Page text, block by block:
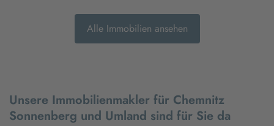
Alle Immobilien ansehen
Unsere Immobilienmakler für Chemnitz
Sonnenberg und Umland sind für Sie da